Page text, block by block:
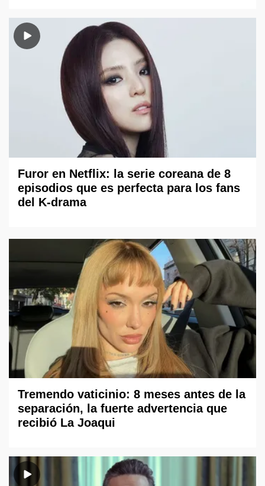
Furor en Netflix: la serie coreana de 8
episodios que es perfecta para los fans
del K-drama
Tremendo vaticinio: 8 meses antes de la
separación, la fuerte advertencia que
recibió La Joaqui